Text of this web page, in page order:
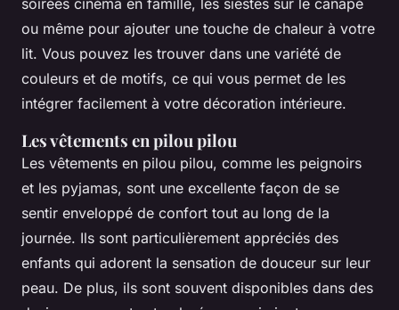
ou même pour ajouter une touche de chaleur à votre
lit. Vous pouvez les trouver dans une variété de
couleurs et de motifs, ce qui vous permet de les
intégrer facilement à votre décoration intérieure.
Les vêtements en pilou pilou
Les vêtements en pilou pilou, comme les peignoirs
et les pyjamas, sont une excellente façon de se
sentir enveloppé de confort tout au long de la
journée. Ils sont particulièrement appréciés des
enfants qui adorent la sensation de douceur sur leur
peau. De plus, ils sont souvent disponibles dans des